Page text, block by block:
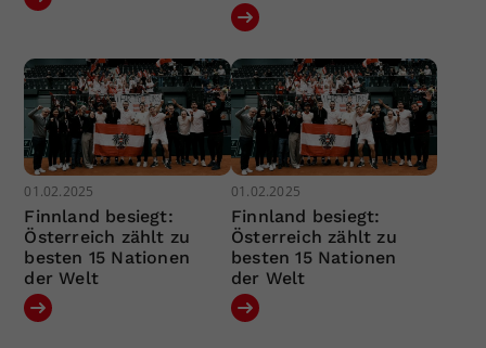
01.02.2025
Finnland besiegt:
Österreich zählt zu
besten 15 Nationen
der Welt
01.02.2025
Finnland besiegt:
Österreich zählt zu
besten 15 Nationen
der Welt